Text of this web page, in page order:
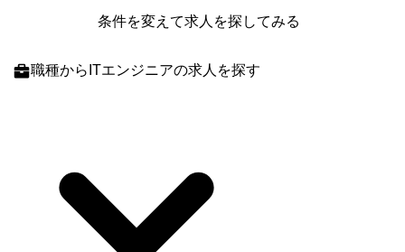
心の開発チームに所属し、WEBアプリケーション開発をはじめとするク
す。これまでに培ったスキルや経験をもとに、様々な業界・業種のクラ
条件を変えて求人を探してみる
職種からITエンジニアの求人を探す